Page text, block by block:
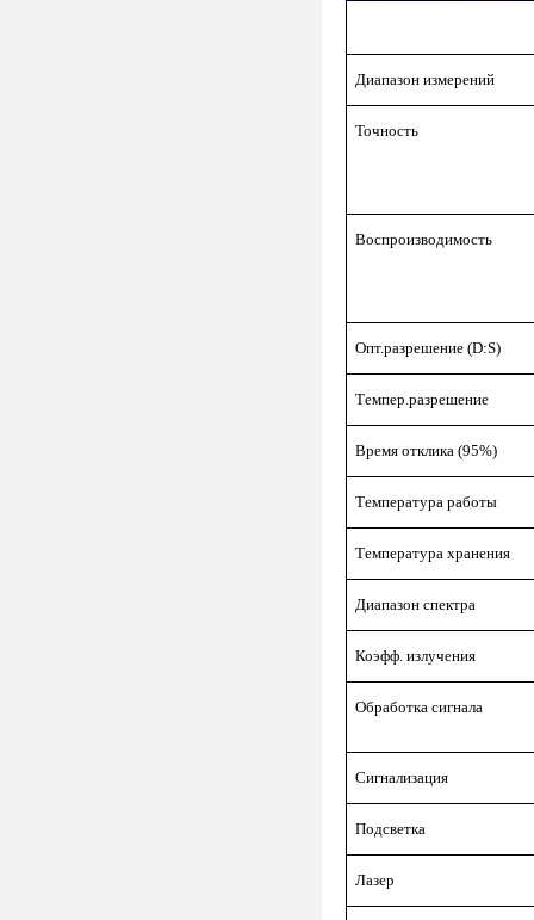
Диапазон измерений
Точность
Воспроизводимость
Опт.разрешение (D:S)
Темпер.разрешение
Время отклика (95%)
Температура работы
Температура хранения
Диапазон спектра
Коэфф. излучения
Обработка сигнала
Сигнализация
Подсветка
Лазер